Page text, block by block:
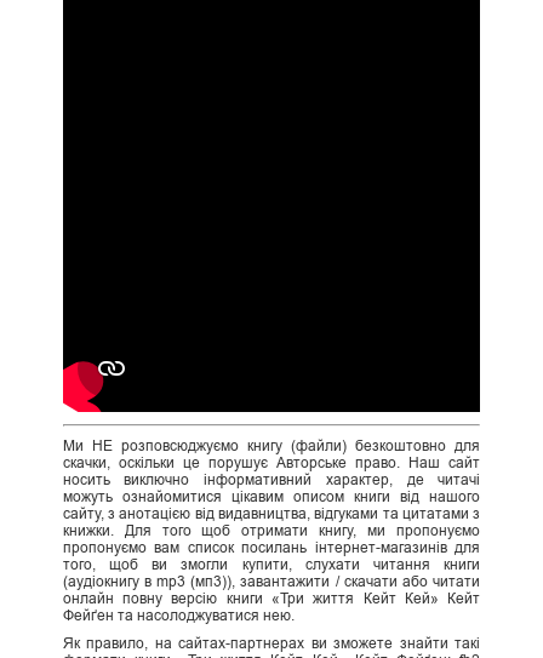
Ми НЕ розповсюджуємо книгу (файли) безкоштовно для
скачки, оскільки це порушує Авторське право. Наш сайт
носить виключно інформативний характер, де читачі
можуть ознайомитися цікавим описом книги від нашого
сайту, з анотацією від видавництва, відгуками та цитатами з
книжки. Для того щоб отримати книгу, ми пропонуємо
пропонуємо вам список посилань інтернет-магазинів для
того, щоб ви змогли купити, слухати читання книги
(аудіокнигу в mp3 (мп3)), завантажити / скачати або читати
онлайн повну версію книги «Три життя Кейт Кей» Кейт
Фейґен та насолоджуватися нею.
Як правило, на сайтах-партнерах ви зможете знайти такі